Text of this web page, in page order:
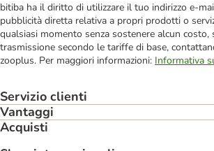
bitiba ha il diritto di utilizzare il tuo indirizzo e-
pubblicità diretta relativa a propri prodotti o
qualsiasi momento senza sostenere alcun
trasmissione secondo le tariffe di base,
zooplus. Per maggiori informazioni: Informativa
Servizio clienti
Vantaggi
Acquisti